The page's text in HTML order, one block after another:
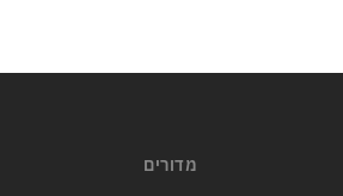
מדורים